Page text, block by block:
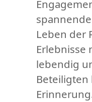
Leben der
Erlebnisse
lebendig
Beteiligten